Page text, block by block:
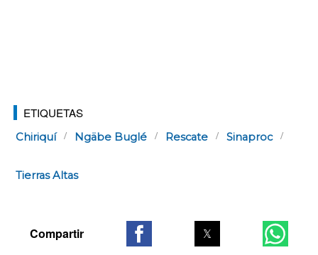
ETIQUETAS
Chiriquí Ngäbe Buglé Rescate Sinaproc
Tierras Altas